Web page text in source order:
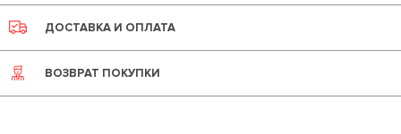
ДОСТАВКА И ОПЛАТА
ВОЗВРАТ ПОКУПКИ